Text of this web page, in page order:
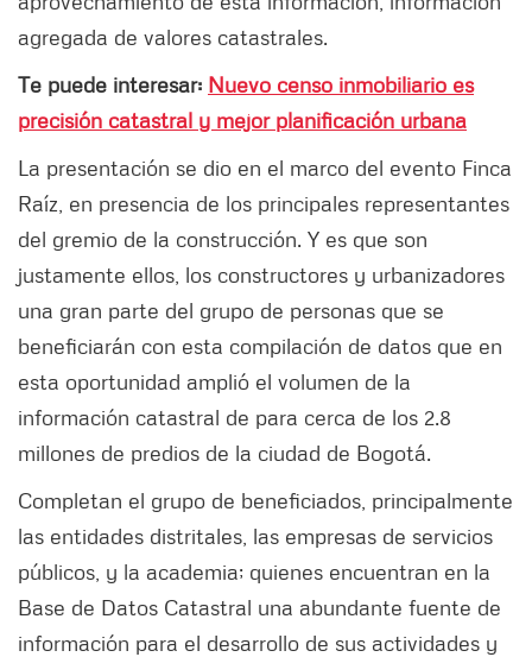
agregada de valores catastrales.
Te puede interesar: Nuevo censo inmobiliario es
precisión catastral y mejor planificación urbana
La presentación se dio en el marco del evento Finca
Raíz, en presencia de los principales representantes
del gremio de la construcción. Y es que son
justamente ellos, los constructores y urbanizadores
una gran parte del grupo de personas que se
beneficiarán con esta compilación de datos que en
esta oportunidad amplió el volumen de la
información catastral de para cerca de los 2.8
millones de predios de la ciudad de Bogotá.
Completan el grupo de beneficiados, principalmente
las entidades distritales, las empresas de servicios
públicos, y la academia; quienes encuentran en la
Base de Datos Catastral una abundante fuente de
información para el desarrollo de sus actividades y